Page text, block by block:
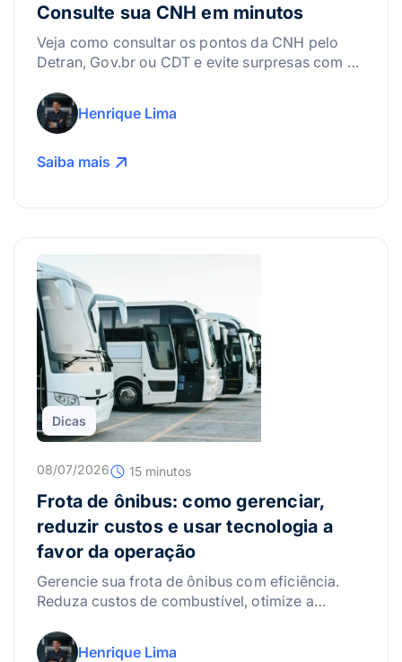
Consulte sua CNH em minutos
Veja como consultar os pontos da CNH pelo
Detran, Gov.br ou CDT e evite surpresas com a
Henrique Lima
Saiba mais
Dicas
08/07/2026 15 minutos
Frota de ônibus: como gerenciar,
reduzir custos e usar tecnologia a
favor da operação
Gerencie sua frota de ônibus com eficiência.
Reduza custos de combustível, otimize a
mais!
Henrique Lima